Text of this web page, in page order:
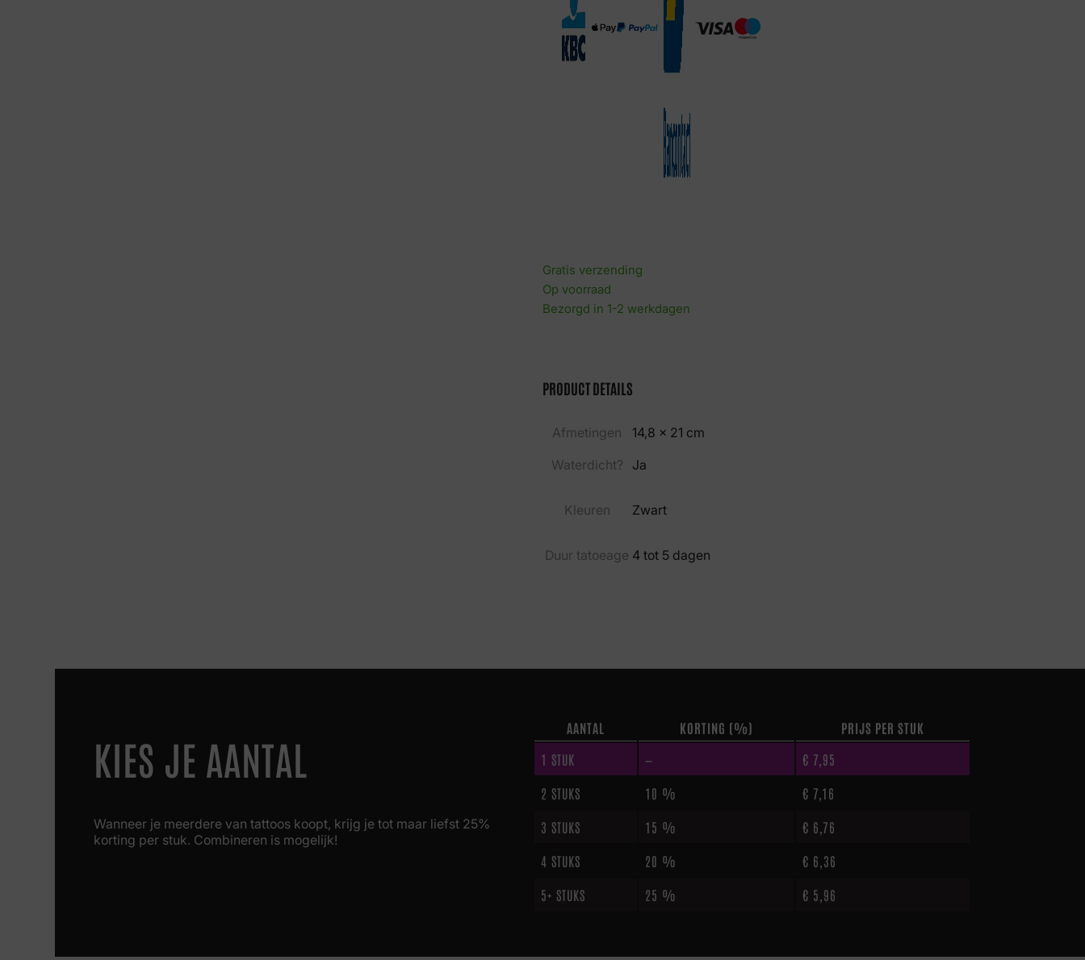
Gratis verzending
Op voorraad
Bezorgd in 1-2 werkdagen
PRODUCT DETAILS
Afmetingen
14,8 × 21 cm
Waterdicht?
Ja
Kleuren Zwart
Duur tatoeage 4 tot 5 dagen
KIES JE AANTAL
Wanneer je meerdere van tattoos koopt, krijg je tot maar liefst 25%
korting per stuk. Combineren is mogelijk!
AANTAL KORTING (%)
PRIJS PER STUK
1 STUK — € 7,95
2 STUKS 10 % € 7,16
3 STUKS 15 % € 6,76
4 STUKS 20 % € 6,36
5+ STUKS 25 % € 5,96